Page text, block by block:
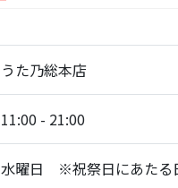
うた乃総本店
11:00 - 21:00
水曜日 ※祝祭日にあたる